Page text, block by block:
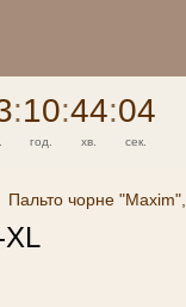
:10:44:04
год. хв. сек.
Пальто чорне